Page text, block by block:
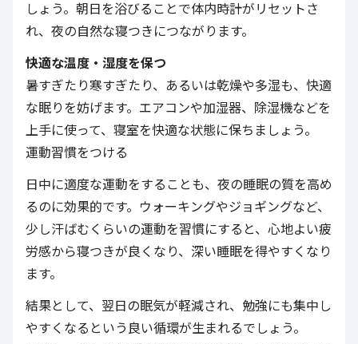
しょう。朝日を浴びることで体内時計がリセットさ
れ、夜の自然な寝つきにつながります。
快適な温度・湿度を保つ
暑すぎたり寒すぎたり、あるいは乾燥や多湿も、快適
な眠りを妨げます。エアコンや加湿器、除湿機などを
上手に使って、寝室を快適な状態に保ちましょう。
運動習慣をつける
日中に適度な運動をすることも、夜の睡眠の質を高め
るのに効果的です。ウォーキングやジョギングなど、
少し汗ばむくらいの運動を習慣にすると、心地よい疲
労感から寝つきが良くなり、深い睡眠を得やすくなり
ます。
結果として、翌日の眠気が軽減され、勉強にも集中し
やすくなるという良い循環が生まれるでしょう。